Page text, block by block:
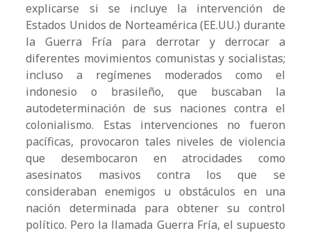
explicarse si se incluye la intervención de
Estados Unidos de Norteamérica (EE.UU.) durante
la Guerra Fría para derrotar y derrocar a
diferentes movimientos comunistas y socialistas;
incluso a regímenes moderados como el
indonesio o brasileño, que buscaban la
autodeterminación de sus naciones contra el
colonialismo. Estas intervenciones no fueron
pacíficas, provocaron tales niveles de violencia
que desembocaron en atrocidades como
asesinatos masivos contra los que se
consideraban enemigos u obstáculos en una
nación determinada para obtener su control
político. Pero la llamada Guerra Fría, el supuesto